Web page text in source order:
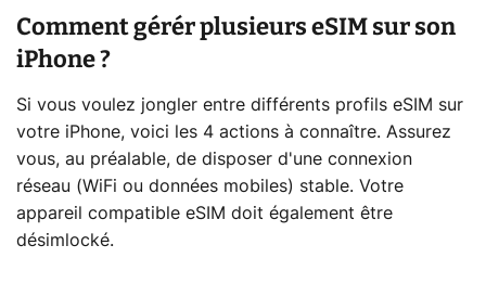
Comment gérér plusieurs eSIM sur son
iPhone ?
Si vous voulez jongler entre différents profils eSIM sur
votre iPhone, voici les 4 actions à connaître. Assurez
vous, au préalable, de disposer d'une connexion
réseau (WiFi ou données mobiles) stable. Votre
appareil compatible eSIM doit également être
désimlocké.